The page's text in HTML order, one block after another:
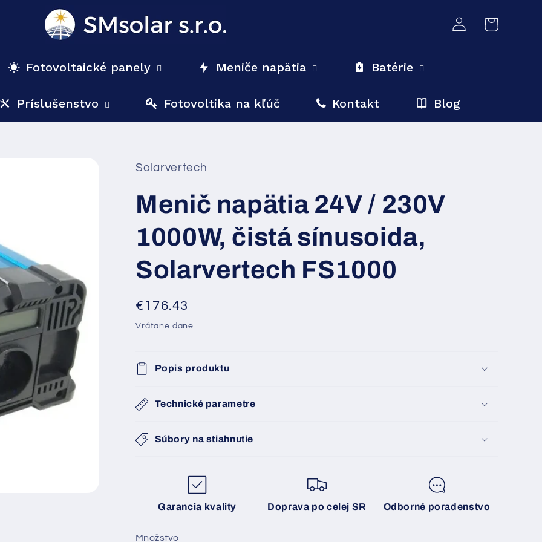
Fotovoltaické panely Meniče napätia Batérie
Príslušenstvo Fotovoltika na kľúč Kontakt Blog
Prihlásiť
Košík
Solarvertech
Menič napätia 24V / 230V
1000W, čistá sínusoida,
Solarvertech FS1000
Normálna
cena
€176.43
Vrátane dane.
Popis produktu
Technické parametre
Súbory na stiahnutie
Garancia kvality Doprava po celej SR Odborné poradenstvo
Množstvo